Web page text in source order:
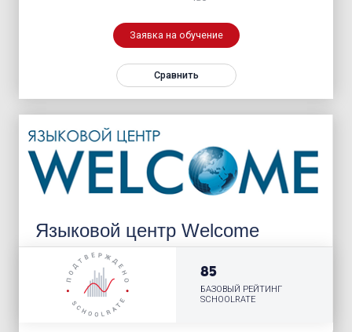
Заявка на обучение
Сравнить
Языковой центр Welcome
85
БАЗОВЫЙ РЕЙТИНГ
SCHOOLRATE